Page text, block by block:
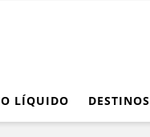
LÍQUIDO DESTINOS